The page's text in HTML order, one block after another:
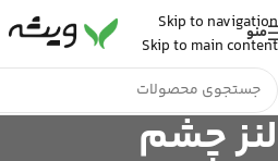
Skip to navigation
Skip to main content
منو
لنز چشم